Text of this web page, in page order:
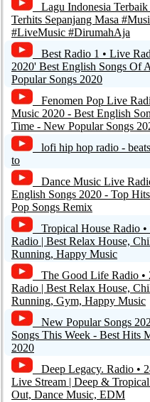
Poptarisznya.hu
Z88.3 FM®
Lagu Indonesia
Terhits Sepanjang Masa
#LiveMusic #DirumahAja
Best Radio 1 • Live
2020' Best English Songs Of
Popular Songs 2020
Fenomen Pop Live
Music 2020 - Best English
Time - New Popular Songs
lofi hip hop radio -
to
Dance Music Live
English Songs 2020 - Top
Pop Songs Remix
Tropical House Radio
Radio | Best Relax House,
Running, Happy Music
The Good Life Radio •
Radio | Best Relax House,
Running, Gym, Happy Music
New Popular Songs
Songs This Week - Best Hits
2020
Deep Legacy. Radio •
Live Stream | Deep &
Out, Dance Music, EDM